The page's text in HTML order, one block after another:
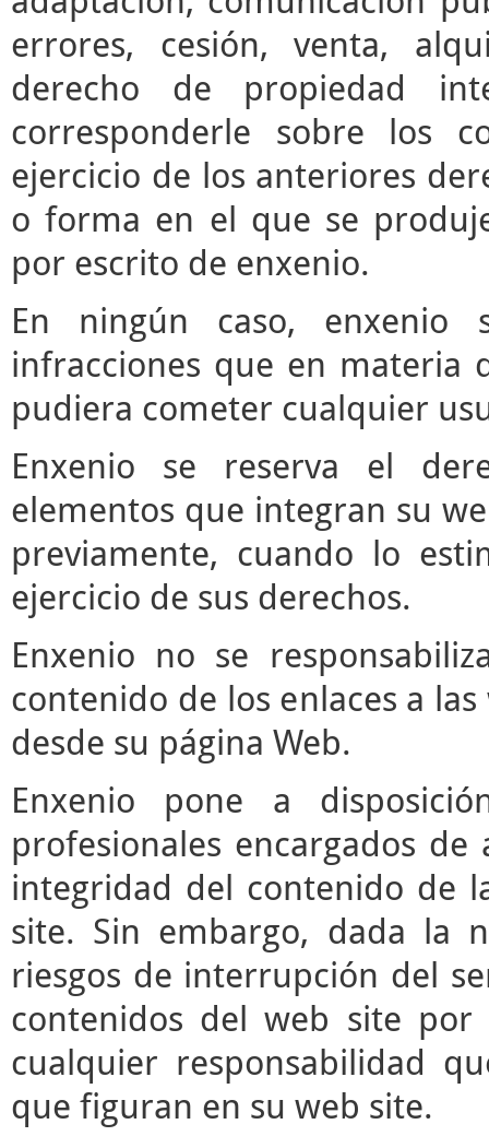
errores, cesión, venta,
derecho de propiedad
corresponderle sobre los
ejercicio de los anteriores
o forma en el que se
por escrito de enxenio.
En ningún caso, enxenio
infracciones que en materia
pudiera cometer cualquier
Enxenio se reserva el
elementos que integran su
previamente, cuando lo
ejercicio de sus derechos.
Enxenio no se
contenido de los enlaces a
desde su página Web.
Enxenio pone a
profesionales encargados
integridad del contenido de
site. Sin embargo, dada la
riesgos de interrupción del
contenidos del web site por
cualquier responsabilidad
que figuran en su web site.